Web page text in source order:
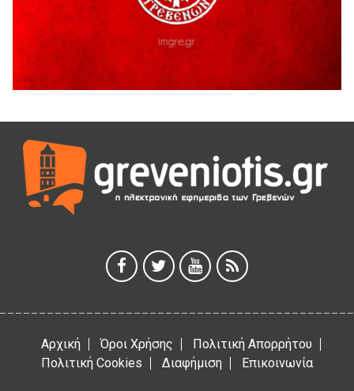
Ο ΑΝΔΡΕΑΣ ΑΣΛΑΝΙΔΗΣ ΣΥΝΕΧΙΖΕΙ ΣΤΟΝ ΠΡΩΤΕΑ
ΓΡΕΒΕΝΩΝ
5 Αυγούστου 2026
Ευχαριστήριο Εκπολιτιστικού Συλλόγου Ταξιάρχη προς κ.
Παρασχάκη Αθανάσιο
5 Αυγούστου 2026
Η Marseaux στα Γρεβενά για μια μοναδική συναυλία
5 Αυγούστου 2026
5 Αυγούστου 2026
Αρχική Όροι Χρήσης
Πολιτική Απορρήτου
Πολιτική Cookies
Διαφήμιση Επικοινωνία